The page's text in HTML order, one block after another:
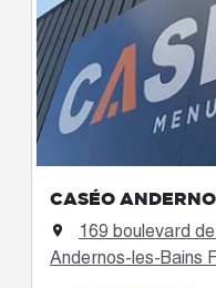
CASÉO

169 boulevard
Andernos-les-Bains